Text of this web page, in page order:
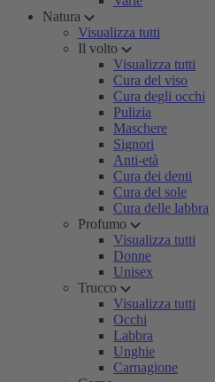
Natura
Visualizza tutti
Il volto
Visualizza tutti
Cura del viso
Cura degli occhi
Pulizia
Maschere
Signori
Anti-età
Cura dei denti
Cura del sole
Cura delle labbra
Profumo
Visualizza tutti
Donne
Unisex
Trucco
Visualizza tutti
Occhi
Labbra
Unghie
Carnagione